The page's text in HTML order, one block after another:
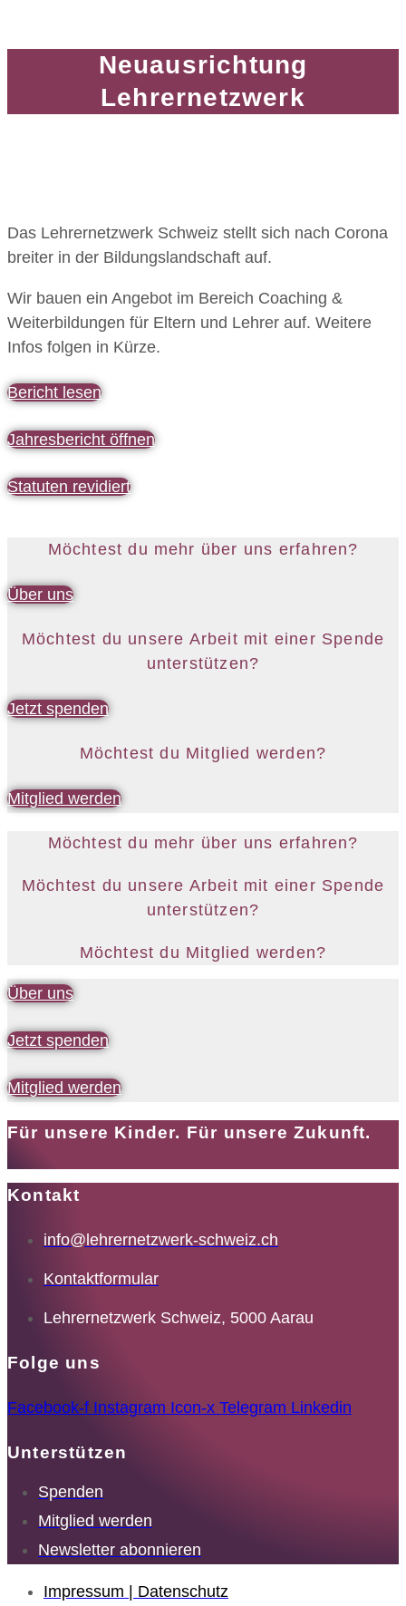
Neuausrichtung
Lehrernetzwerk
Das Lehrernetzwerk Schweiz stellt sich nach Corona
breiter in der Bildungslandschaft auf.
Wir bauen ein Angebot im Bereich Coaching &
Weiterbildungen für Eltern und Lehrer auf. Weitere
Infos folgen in Kürze.
Bericht lesen
Jahresbericht öffnen
Statuten revidiert
Möchtest du mehr über uns erfahren?
Über uns
Möchtest du unsere Arbeit mit einer Spende
unterstützen?
Jetzt spenden
Möchtest du Mitglied werden?
Mitglied werden
Möchtest du mehr über uns erfahren?
Möchtest du unsere Arbeit mit einer Spende
unterstützen?
Möchtest du Mitglied werden?
Über uns
Jetzt spenden
Mitglied werden
Für unsere Kinder. Für unsere Zukunft.
Kontakt
info@lehrernetzwerk-schweiz.ch
Kontaktformular
Lehrernetzwerk Schweiz, 5000 Aarau
Folge uns
Facebook-f Instagram Icon-x Telegram Linkedin
Unterstützen
Spenden
Mitglied werden
Newsletter abonnieren
Impressum | Datenschutz